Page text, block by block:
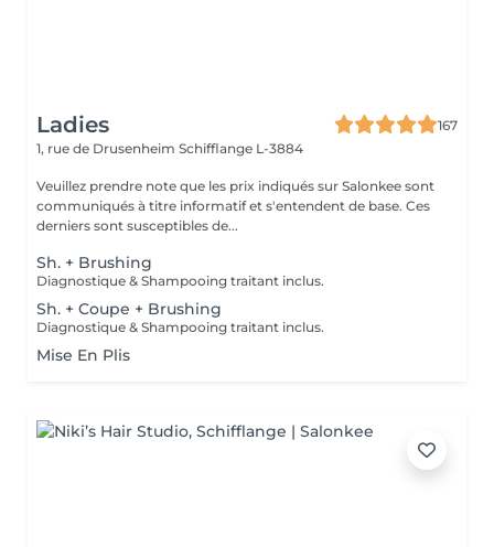
Ladies
167
1, rue de Drusenheim Schifflange L-3884
Veuillez prendre note que les prix indiqués sur Salonkee sont
communiqués à titre informatif et s'entendent de base. Ces
derniers sont susceptibles de...
Sh. + Brushing
Diagnostique & Shampooing traitant inclus.
Sh. + Coupe + Brushing
Diagnostique & Shampooing traitant inclus.
Mise En Plis